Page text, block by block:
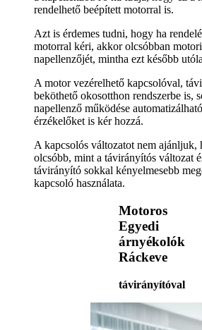
rendelhető beépített motorral is.
Azt is érdemes tudni, hogy ha
motorral kéri, akkor olcsóbban
napellenzőjét, mintha ezt később
A motor vezérelhető kapcsolóval,
beköthető okosotthon rendszerbe is,
napellenző működése
érzékelőket is kér hozzá.
A kapcsolós változatot nem ajánljuk,
olcsóbb, mint a távirányítós változat
távirányító sokkal kényelmesebb
kapcsoló használata.
Motoros
Egyedi
árnyékolók
Ráckeve
távirányítóval